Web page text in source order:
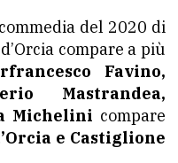
del 2020 di
compare a più
Favino,
Mastrandea,
Michelini compare
e Castiglione